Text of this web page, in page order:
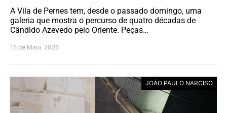
A Vila de Pernes tem, desde o passado domingo, uma
galeria que mostra o percurso de quatro décadas de
Cândido Azevedo pelo Oriente. Peças…
15 de Maio, 2026
JOÃO PAULO NARCISO